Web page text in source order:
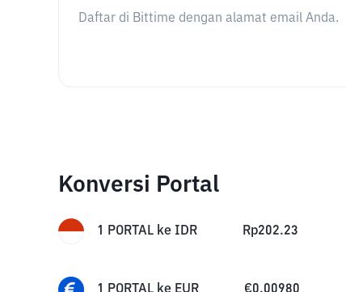
Daftar di Bittime dengan alamat email Anda.
Konversi Portal
1 PORTAL ke IDR Rp202.23